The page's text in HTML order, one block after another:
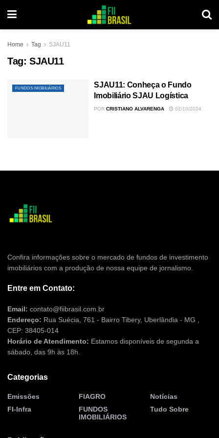
Home Tag SJAU11
Tag: SJAU11
FUNDOS IMOBILIÁRIOS
SJAU11: Conheça o Fundo
Imobiliário SJAU Logística
POR CRISTIANO ALVARENGA 02/10/2024
Confira informações sobre o mercado de fundos de investimento
imobiliários com a produção de nossa equipe de jornalismo.
Entre em Contato:
Email: contato@fiibrasil.com.br
Endereço: Rua Suécia, 761 - Bairro Tibery, Uberlândia - MG ,
CEP: 38405-014
Horário de Atendimento: Estamos disponíveis de segunda a
sábado, das 9h às 18h.
Categorias
Emissões
FI-Infra
FIAGRO
FUNDOS
IMOBILIÁRIOS
Notícias
Tudo Sobre